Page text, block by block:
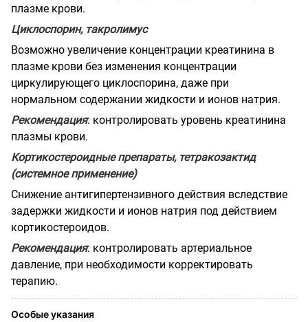
плазме крови.
Циклоспорин, такролимус
Возможно увеличение концентрации креатинина в
плазме крови без изменения концентрации
циркулирующего циклоспорина, даже при
нормальном содержании жидкости и ионов натрия.
Рекомендация: контролировать уровень креатинина
плазмы крови.
Кортикостероидные препараты, тетракозактид
(системное применение)
Снижение антигипертензивного действия вследствие
задержки жидкости и ионов натрия под действием
кортикостероидов.
Рекомендация: контролировать артериальное
давление, при необходимости корректировать
терапию.
Особые указания